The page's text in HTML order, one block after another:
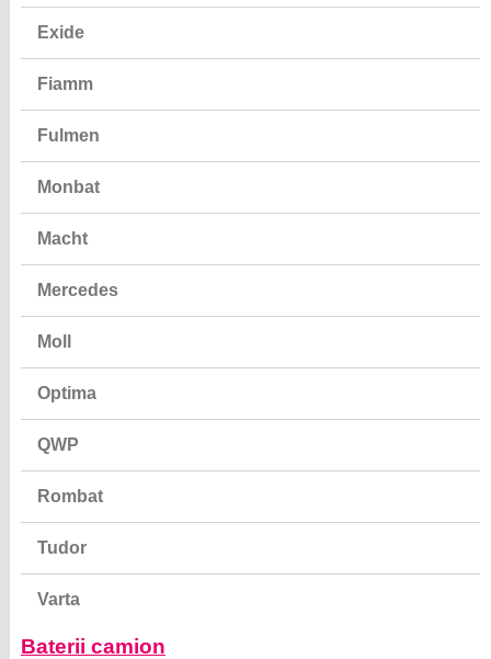
Exide
Fiamm
Fulmen
Monbat
Macht
Mercedes
Moll
Optima
QWP
Rombat
Tudor
Varta
Baterii camion